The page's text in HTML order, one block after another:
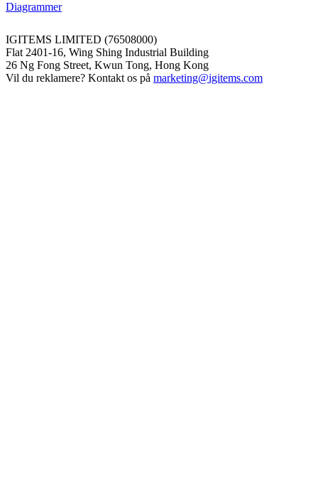
Diagrammer
IGITEMS LIMITED (76508000)
Flat 2401-16, Wing Shing Industrial Building
26 Ng Fong Street, Kwun Tong, Hong Kong
Vil du reklamere? Kontakt os på marketing@igitems.com